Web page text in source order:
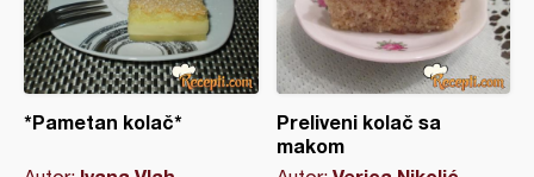
*Pametan kolač*
Preliveni kolač sa
makom